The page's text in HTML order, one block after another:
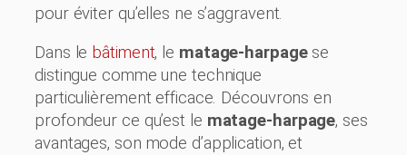
pour éviter qu’elles ne s’aggravent.
Dans le bâtiment, le matage-harpagese
distingue comme une technique
particulièrement efficace. Découvrons en
profondeur ce qu’est le matage-harpage, ses
avantages, son mode d’application, et